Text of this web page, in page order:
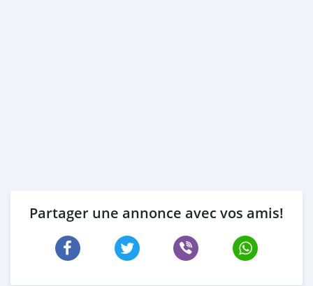
Partager une annonce avec vos amis!